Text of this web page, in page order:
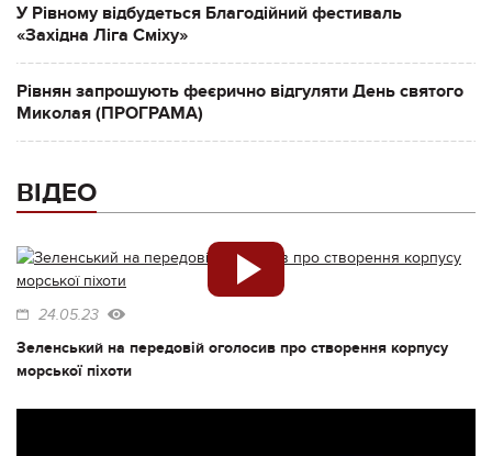
У Рівному відбудеться Благодійний фестиваль
«Західна Ліга Сміху»
Рівнян запрошують феєрично відгуляти День святого
Миколая (ПРОГРАМА)
ВІДЕО
24.05.23
Зеленський на передовій оголосив про створення корпусу
морської піхоти